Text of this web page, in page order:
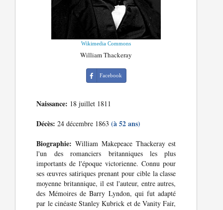
Wikimedia Commons
William Thackeray
Facebook
Naissance: 18 juillet 1811
Décès: 24 décembre 1863(à 52 ans)
Biographie: William Makepeace Thackeray est
l'un des romanciers britanniques les plus
importants de l'époque victorienne. Connu pour
ses œuvres satiriques prenant pour cible la classe
moyenne britannique, il est l'auteur, entre autres,
des Mémoires de Barry Lyndon, qui fut adapté
par le cinéaste Stanley Kubrick et de Vanity Fair,